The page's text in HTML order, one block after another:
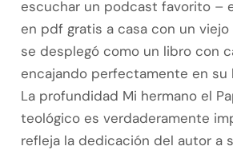
escuchar un podcast favorito –
en pdf gratis a casa con un viejo
se desplegó como un libro con
encajando perfectamente en su
La profundidad Mi hermano el
teológico es verdaderamente
refleja la dedicación del autor a